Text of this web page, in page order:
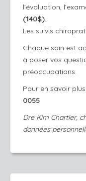
l’évaluation,
(140$).
Les suivis
Chaque soin est
à poser vos
préoccupations.
Pour en savoir
0055
Dre Kim Chartier,
données